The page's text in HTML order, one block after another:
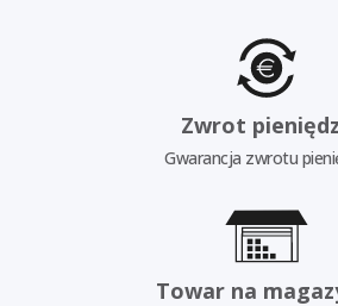
Zwrot
Gwarancja zwrotu
Towar na